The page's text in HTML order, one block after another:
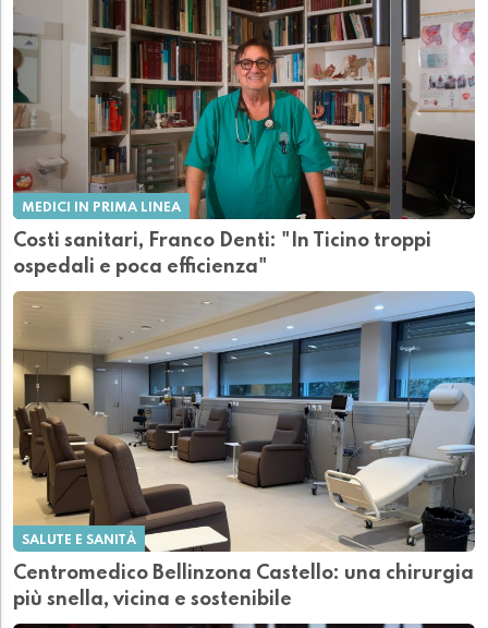
MEDICI IN PRIMA LINEA
Costi sanitari, Franco Denti: "In Ticino troppi
ospedali e poca efficienza"
SALUTE E SANITÀ
Centromedico Bellinzona Castello: una chirurgia
più snella, vicina e sostenibile